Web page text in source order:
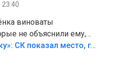
виноваты
не объяснили ему,
и что такое плохо!
«Попал на пику»: СК показал место, где был смертельно травмирован ребенок в Тольятти